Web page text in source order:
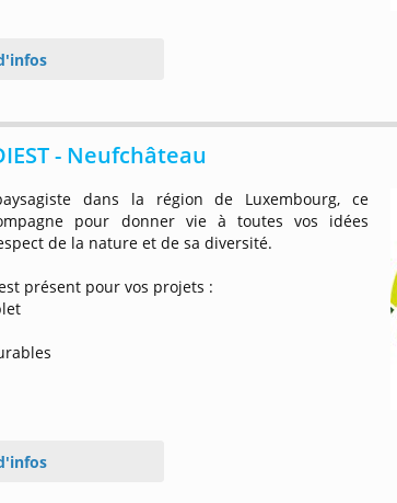
- Neufchâteau
dans la région de Luxembourg, ce
pour donner vie à toutes vos idées
de la nature et de sa diversité.
présent pour vos projets :